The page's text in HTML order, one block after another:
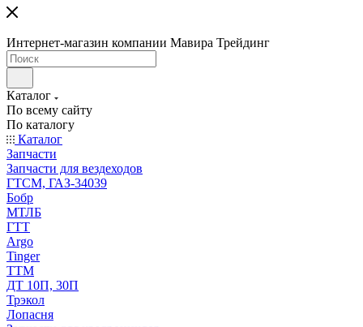
Интернет-магазин компании Мавира Трейдинг
Каталог
По всему сайту
По каталогу
Каталог
Запчасти
Запчасти для вездеходов
ГТСМ, ГАЗ-34039
Бобр
МТЛБ
ГТТ
Argo
Tinger
ТТМ
ДТ 10П, 30П
Трэкол
Лопасня